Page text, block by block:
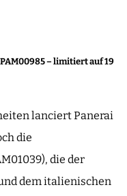
– limitiert auf 19
lanciert Panerai
die
die der
dem italienischen